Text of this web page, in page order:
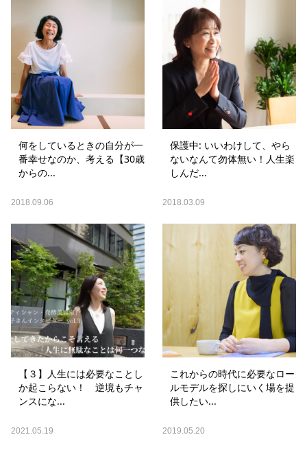
何をしているときの自分が一
番幸せなのか、考える【30歳
からの...
2018.09.06
保護中: いいわけして、やら
ないなんて勿体無い！人生楽
しんだ...
2018.03.09
【３】人生には必要なことし
か起こらない！ 逆境もチャ
ンスにな...
2021.05.19
これからの時代に必要なロー
ルモデルを探しにいく場を提
供したい...
2019.05.20